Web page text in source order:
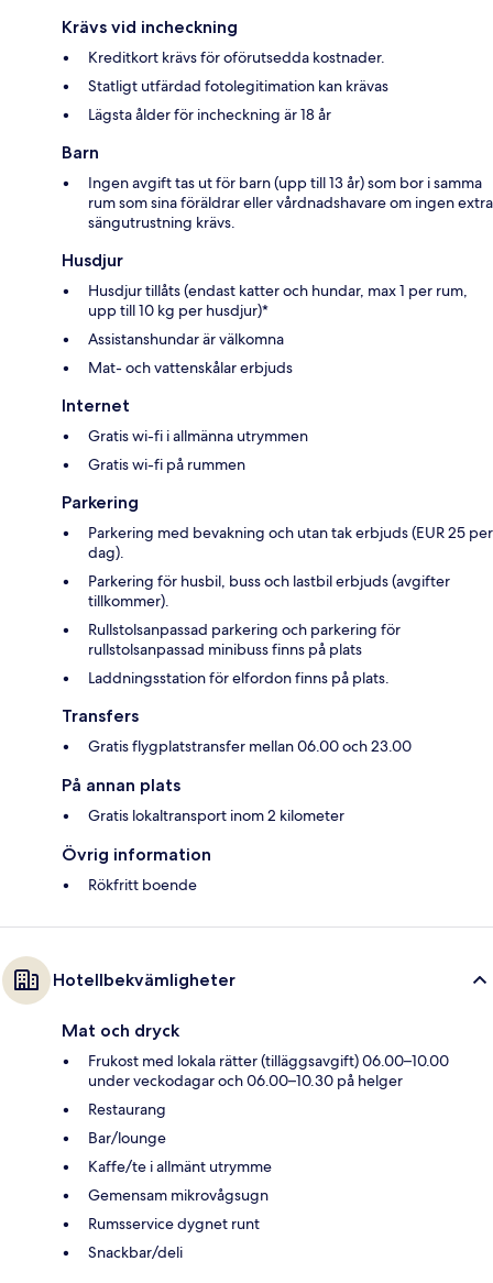
Krävs vid incheckning
Kreditkort krävs för oförutsedda kostnader.
Statligt utfärdad fotolegitimation kan krävas
Lägsta ålder för incheckning är 18 år
Barn
Ingen avgift tas ut för barn (upp till 13 år) som bor i samma
rum som sina föräldrar eller vårdnadshavare om ingen extra
sängutrustning krävs.
Husdjur
Husdjur tillåts (endast katter och hundar, max 1 per rum,
upp till 10 kg per husdjur)*
Assistanshundar är välkomna
Mat- och vattenskålar erbjuds
Internet
Gratis wi-fi i allmänna utrymmen
Gratis wi-fi på rummen
Parkering
Parkering med bevakning och utan tak erbjuds (EUR 25 per
dag).
Parkering för husbil, buss och lastbil erbjuds (avgifter
tillkommer).
Rullstolsanpassad parkering och parkering för
rullstolsanpassad minibuss finns på plats
Laddningsstation för elfordon finns på plats.
Transfers
Gratis flygplatstransfer mellan 06.00 och 23.00
På annan plats
Gratis lokaltransport inom 2 kilometer
Övrig information
Rökfritt boende
Hotellbekvämligheter
Mat och dryck
Frukost med lokala rätter (tilläggsavgift) 06.00–10.00
under veckodagar och 06.00–10.30 på helger
Restaurang
Bar/lounge
Kaffe/te i allmänt utrymme
Gemensam mikrovågsugn
Rumsservice dygnet runt
Snackbar/deli